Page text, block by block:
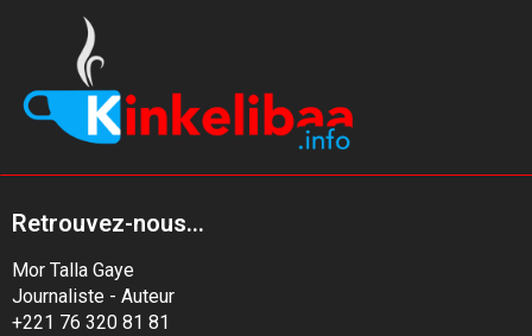
Retrouvez-nous...
Mor Talla Gaye
Journaliste - Auteur
+221 76 320 81 81